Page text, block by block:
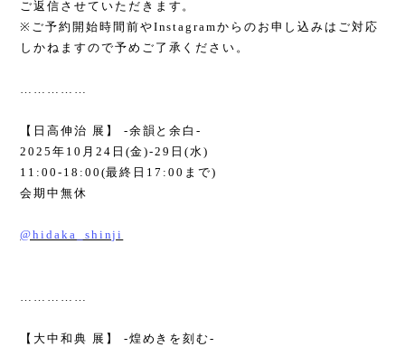
ご返信させていただきます。
※ ご予約開始時間前やInstagramからのお申し込みはご対応
しかねますので予めご了承ください。
……………
【日高伸治 展】 -余韻と余白-
2025年 10 月 24 日 (金)-29 日 (水)
11:00-18:00(最終日 17:00 まで)
会期中無休
@hidaka_shinji
……………
【大中和典 展】 -煌めきを刻む-